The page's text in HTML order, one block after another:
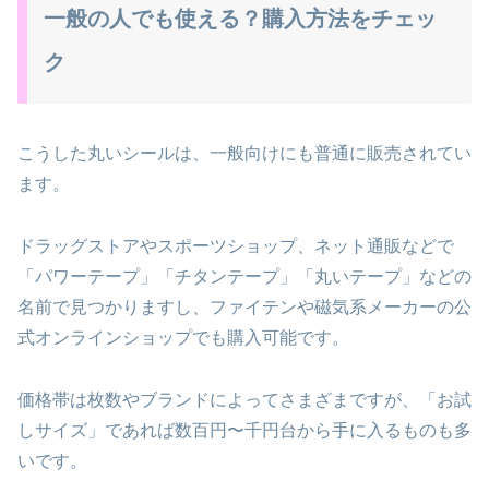
一般の人でも使える？購入方法をチェッ
ク
こうした丸いシールは、一般向けにも普通に販売されてい
ます。
ドラッグストアやスポーツショップ、ネット通販などで
「パワーテープ」「チタンテープ」「丸いテープ」などの
名前で見つかりますし、ファイテンや磁気系メーカーの公
式オンラインショップでも購入可能です。
価格帯は枚数やブランドによってさまざまですが、「お試
しサイズ」であれば数百円〜千円台から手に入るものも多
いです。